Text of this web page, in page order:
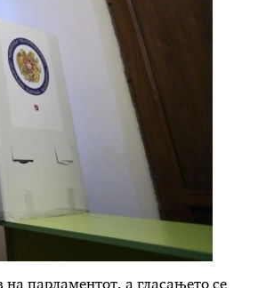
на парламентот, а гласањето се